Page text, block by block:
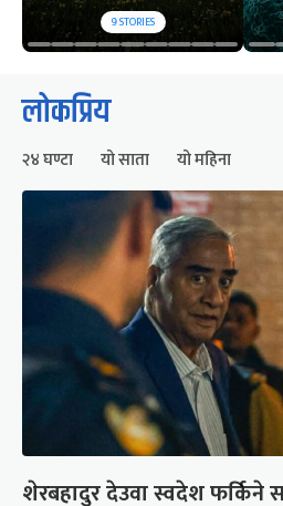
9STORIES
लोकप्रिय
२४ घण्टा यो साता यो महिना
शेरबहादुर देउवा स्वदेश फर्किने